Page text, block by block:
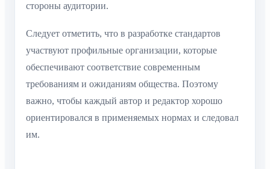
стороны аудитории.
Следует отметить, что в разработке стандартов
участвуют профильные организации, которые
обеспечивают соответствие современным
требованиям и ожиданиям общества. Поэтому
важно, чтобы каждый автор и редактор хорошо
ориентировался в применяемых нормах и следовал
им.